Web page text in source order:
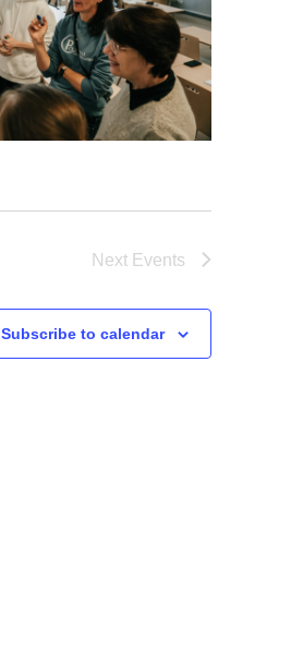
Next Events
Subscribe to calendar